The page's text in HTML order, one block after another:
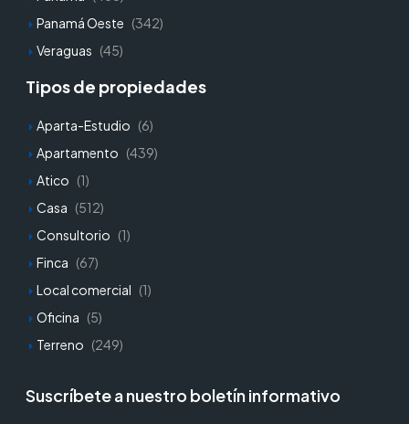
Panamá Oeste (342)
Veraguas (45)
Tipos de propiedades
Aparta-Estudio (6)
Apartamento (439)
Atico (1)
Casa (512)
Consultorio (1)
Finca (67)
Local comercial (1)
Oficina (5)
Terreno (249)
Suscríbete a nuestro boletín informativo